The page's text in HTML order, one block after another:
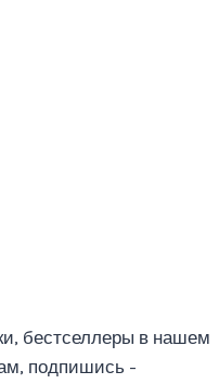
бестселлеры в нашем
подпишись -